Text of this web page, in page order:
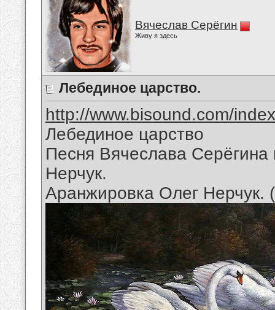
Вячеслав Серёгин
Живу я здесь
Лебединое царство.
http://www.bisound.com/
Лебединое царство
Песня Вячеслава
Нерчук.
Аранжировка Олег Нерчук.